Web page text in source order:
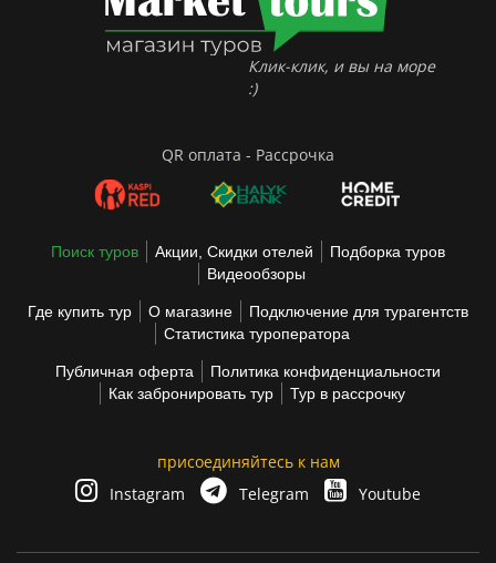
Клик-клик, и вы на море
:)
QR оплата - Рассрочка
Поиск туров Акции, Скидки отелей
Подборка туров
Видеообзоры
Где купить тур О магазине
Подключение для турагентств
Статистика туроператора
Публичная оферта
Политика конфиденциальности
Как забронировать тур
Тур в рассрочку
присоединяйтесь к нам
Instagram
Telegram Youtube